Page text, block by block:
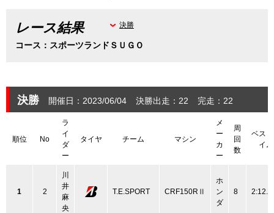
レース結果
コース：スポーツランドＳＵＧＯ
決勝
決勝 開催日：2023/06/04 決勝出走：22 完走：22
順位 No
ラ
イ
ダ
ー
タイヤ チーム マシン
メ
ー
カ
ー
周
回
数
ベス
イム
1 2
川
井
麻
央
T.E.SPORT CRF150RⅡ
ホ
ン
ダ
8